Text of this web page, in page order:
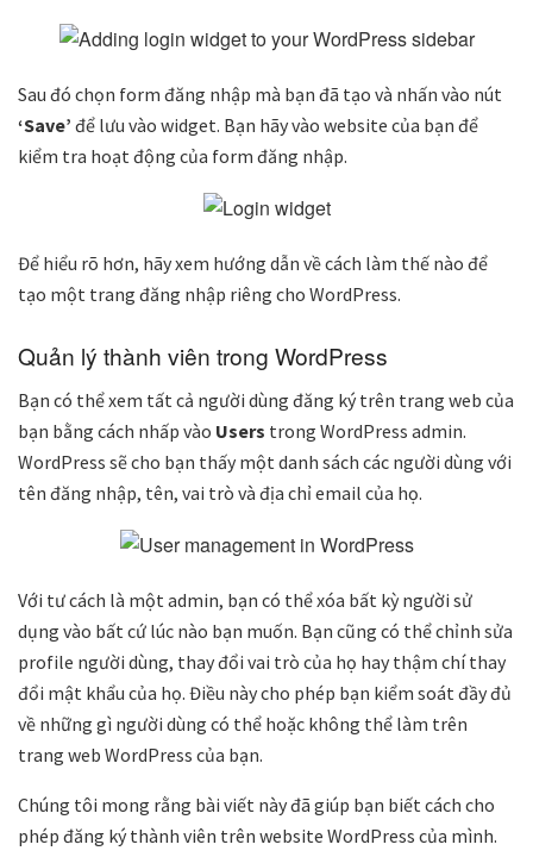
Sau đó chọn form đăng nhập mà bạn đã tạo và nhấn vào nút
‘Save’ để lưu vào widget. Bạn hãy vào website của bạn để
kiểm tra hoạt động của form đăng nhập.
Để hiểu rõ hơn, hãy xem hướng dẫn về cách làm thế nào để
tạo một trang đăng nhập riêng cho WordPress.
Quản lý thành viên trong WordPress
Bạn có thể xem tất cả người dùng đăng ký trên trang web của
bạn bằng cách nhấp vào Users trong WordPress admin.
WordPress sẽ cho bạn thấy một danh sách các người dùng với
tên đăng nhập, tên, vai trò và địa chỉ email của họ.
Với tư cách là một admin, bạn có thể xóa bất kỳ người sử
dụng vào bất cứ lúc nào bạn muốn. Bạn cũng có thể chỉnh sửa
profile người dùng, thay đổi vai trò của họ hay thậm chí thay
đổi mật khẩu của họ. Điều này cho phép bạn kiểm soát đầy đủ
về những gì người dùng có thể hoặc không thể làm trên
trang web WordPress của bạn.
Chúng tôi mong rằng bài viết này đã giúp bạn biết cách cho
phép đăng ký thành viên trên website WordPress của mình.